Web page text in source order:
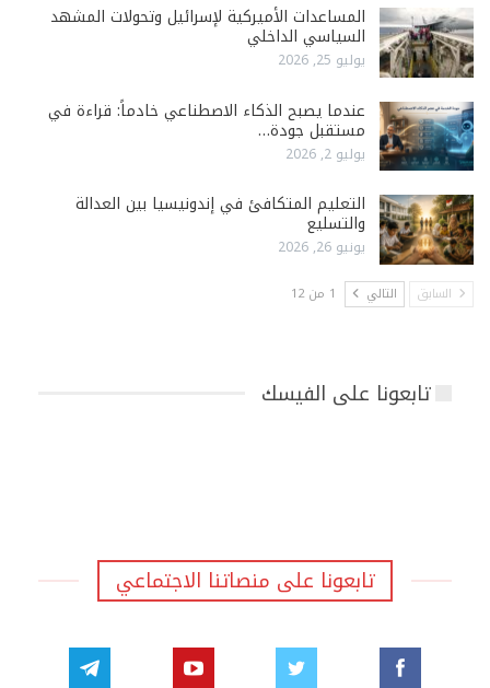
المساعدات الأميركية لإسرائيل وتحولات المشهد
السياسي الداخلي
يوليو 25, 2026
عندما يصبح الذكاء الاصطناعي خادماً: قراءة في
مستقبل جودة…
يوليو 2, 2026
التعليم المتكافئ في إندونيسيا بين العدالة
والتسليع
يونيو 26, 2026
السابق التالي 1 من 12
تابعونا على الفيسك
تابعونا على منصاتنا الاجتماعي